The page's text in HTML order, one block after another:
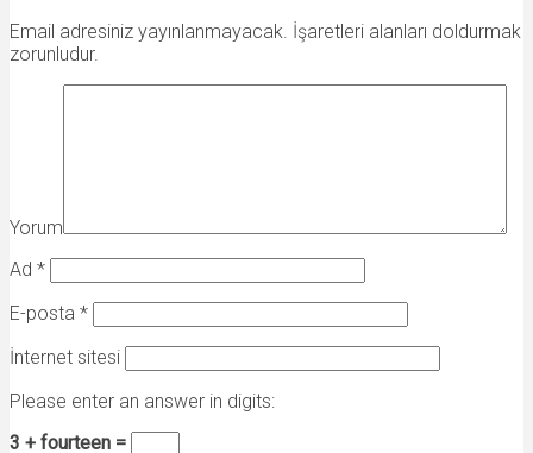
Email adresiniz yayınlanmayacak. İşaretleri alanları doldurmak
zorunludur.
Yorum
Ad *
E-posta *
İnternet sitesi
Please enter an answer in digits:
3 + fourteen =